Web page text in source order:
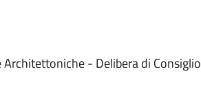
- Delibera di Consiglio